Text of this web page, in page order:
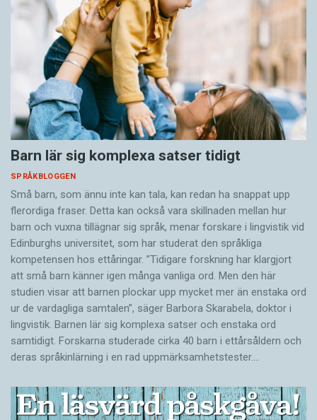
Barn lär sig komplexa satser tidigt
SPRÅKBLOGGEN
Små barn, som ännu inte kan tala, kan redan ha snappat upp
flerordiga fraser. Detta kan också vara skillnaden mellan hur
barn och vuxna tillägnar sig språk, menar forskare i lingvistik vid
Edinburghs universitet, som har studerat den språkliga
kompetensen hos ettåringar. ”Tidigare forskning har klargjort
att små barn känner igen många vanliga ord. Men den här
studien visar att barnen plockar upp mycket mer än enstaka ord
ur de vardagliga samtalen”, säger Barbora Skarabela, doktor i
lingvistik. Barnen lär sig komplexa satser och enstaka ord
samtidigt. Forskarna studerade cirka 40 barn i ettårsåldern och
deras språkinlärning i en rad uppmärksamhetstester.…